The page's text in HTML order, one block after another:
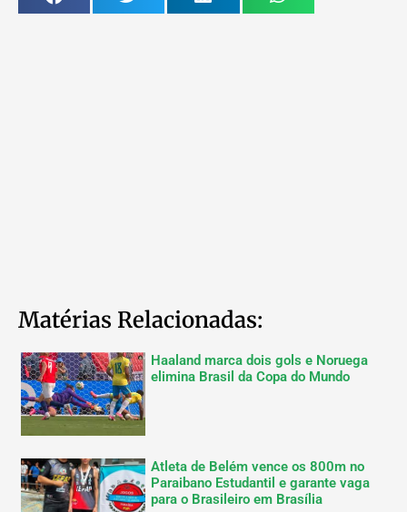
Matérias Relacionadas:
Haaland marca dois gols e Noruega
elimina Brasil da Copa do Mundo
Atleta de Belém vence os 800m no
Paraibano Estudantil e garante vaga
para o Brasileiro em Brasília